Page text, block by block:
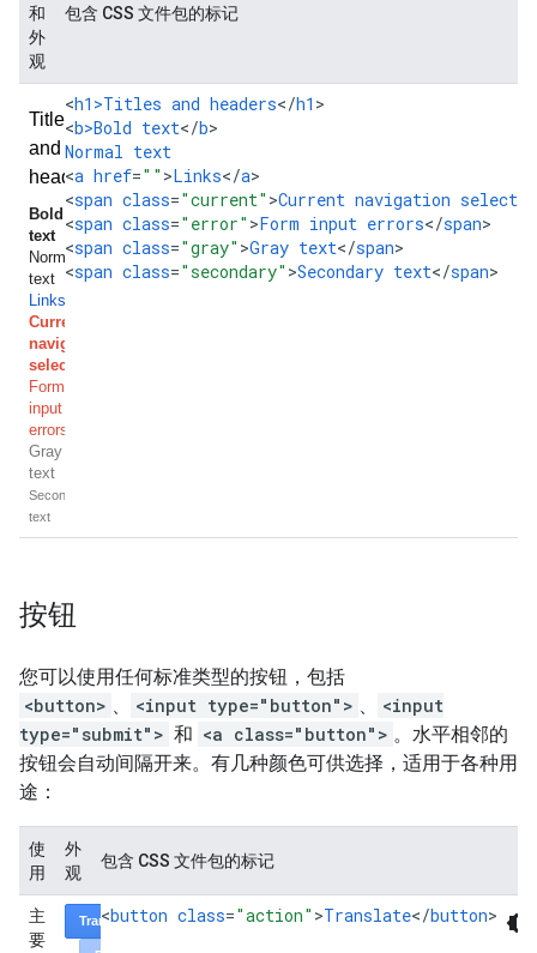
和
外
观
包含 CSS 文件包的标记
<h1>Titles and headers</h1 >
<b>Bold text</b
Normal text
<a href="" >Links</a>
<span class="current" >Current navigation
<span class="error" >Form input errors</span>
<span class="gray" >Gray text</span>
<span class="secondary" >Secondary text</span>
按钮
您可以使用任何标准类型的按钮，包括
<button> 、 <input type="button"> 、
<input
type="submit"> 和 <a class="button"> 。水平相邻的
按钮会自动间隔开来。有几种颜色可供选择，适用于各种用
途：
使
用
外
观
包含 CSS 文件包的标记
主
要
<button class="action" >Translate</button>